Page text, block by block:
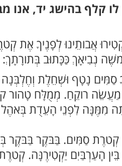
לו קלף בהישג יד,
אֲבותֵינוּ לְפָנֶיךָ אֶת
נְבִיאָךְ כַּכָּתוּב בְּתורָתָךְ:
נָטָף וּשְׁחֵלֶת וְחֶלְבְּנָה
רוקֵחַ. מְמֻלָּח טָהור
מִמֶּנָּה לִפְנֵי הָעֵדֻת
קְטרֶת סַמִּים. בַּבּקֶר בַּבּקֶר
הָעַרְבַּיִם יַקְטִירֶנָּה.